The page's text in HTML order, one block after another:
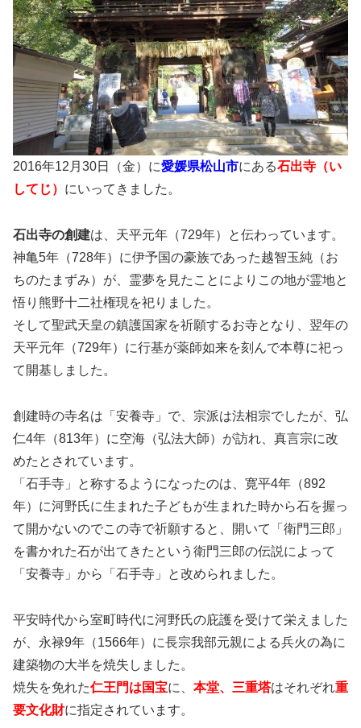
2016年12月30日（金）に愛媛県松山市にある石出寺（い
してじ） にいってきました。
石出寺の創建は、天平元年（729年）と伝わっています。
神亀5年（728年）に伊予国の豪族であった越智玉純（お
ちのたまずみ）が、霊夢を見たことによりこの地が霊地と
悟り熊野十二社権現を祀りました。
そして聖武天皇の鎮護国家を祈願するお寺となり、翌年の
天平元年（729年）に行基が薬師如来を刻んで本尊に祀っ
て開基しました。
創建時の寺名は「安養寺」で、宗派は法相宗でしたが、弘
仁4年（813年）に空海（弘法大師）が訪れ、真言宗に改
めたとされています。
「石手寺」と称するようになったのは、寛平4年（892
年）に河野氏に生まれた子どもが生まれた時から石を握っ
て開かないのでこの寺で祈願すると、開いて「衛門三郎」
を書かれた石が出てきたという衛門三郎の伝説によって
「安養寺」から「石手寺」と改められました。
平安時代から室町時代に河野氏の庇護を受けて栄えました
が、永禄9年（1566年）に長宗我部元親による兵火の為に
建築物の大半を焼失しました。
焼失を免れた仁王門は国宝に、 本堂、三重塔はそれぞれ重
要文化財に指定されています。